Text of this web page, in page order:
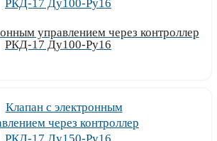
управлением через контроллер
РКД-17 Ду100-Ру16